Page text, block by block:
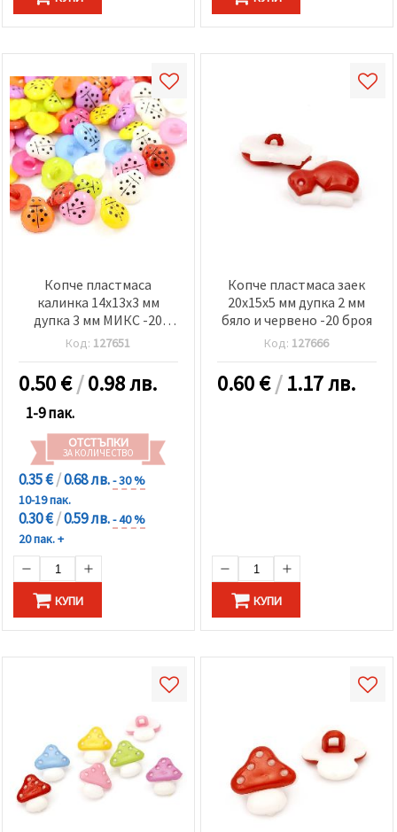
Копче пластмаса
калинка 14x13x3 мм
дупка 3 мм МИКС -20
броя
Код: 127651
0.50€/0.98 лв.
1-9 пак.
ОТСТЪПКИ
ЗА КОЛИЧЕСТВО
0.35 €/0.68 лв.- 30 %
10-19 пак.
0.30 €/0.59 лв.- 40 %
20 пак. +
КУПИ
Копче пластмаса заек
20x15x5 мм дупка 2 мм
бяло и червено -20 броя
Код: 127666
0.60€/1.17 лв.
КУПИ